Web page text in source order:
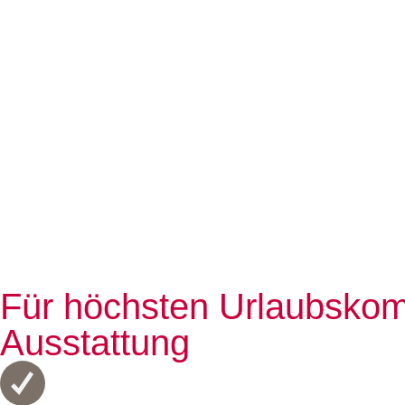
Für höchsten
Ausstattung